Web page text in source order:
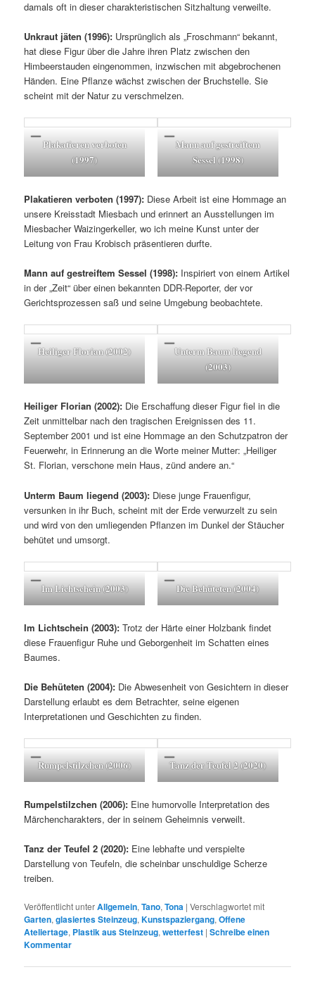
damals oft in dieser charakteristischen Sitzhaltung verweilte.
Unkraut jäten (1996): Ursprünglich als „Froschmann“ bekannt,
hat diese Figur über die Jahre ihren Platz zwischen den
Himbeerstauden eingenommen, inzwischen mit abgebrochenen
Händen. Eine Pflanze wächst zwischen der Bruchstelle. Sie
scheint mit der Natur zu verschmelzen.
Plakatieren verboten
(1997)
Mann auf gestreiftem
Sessel (1998)
Plakatieren verboten (1997): Diese Arbeit ist eine Hommage an
unsere Kreisstadt Miesbach und erinnert an Ausstellungen im
Miesbacher Waizingerkeller, wo ich meine Kunst unter der
Leitung von Frau Krobisch präsentieren durfte.
Mann auf gestreiftem Sessel (1998): Inspiriert von einem Artikel
in der „Zeit“ über einen bekannten DDR-Reporter, der vor
Gerichtsprozessen saß und seine Umgebung beobachtete.
Heiliger Florian (2002)
Unterm Baum liegend
(2003)
Heiliger Florian (2002): Die Erschaffung dieser Figur fiel in die
Zeit unmittelbar nach den tragischen Ereignissen des 11.
September 2001 und ist eine Hommage an den Schutzpatron der
Feuerwehr, in Erinnerung an die Worte meiner Mutter: „Heiliger
St. Florian, verschone mein Haus, zünd andere an.“
Unterm Baum liegend (2003): Diese junge Frauenfigur,
versunken in ihr Buch, scheint mit der Erde verwurzelt zu sein
und wird von den umliegenden Pflanzen im Dunkel der Stäucher
behütet und umsorgt.
Im Lichtschein (2003) Die Behüteten (2004)
Im Lichtschein (2003): Trotz der Härte einer Holzbank findet
diese Frauenfigur Ruhe und Geborgenheit im Schatten eines
Baumes.
Die Behüteten (2004): Die Abwesenheit von Gesichtern in dieser
Darstellung erlaubt es dem Betrachter, seine eigenen
Interpretationen und Geschichten zu finden.
Rumpelstilzchen (2006) Tanz der Teufel 2 (2020)
Rumpelstilzchen (2006): Eine humorvolle Interpretation des
Märchencharakters, der in seinem Geheimnis verweilt.
Tanz der Teufel 2 (2020): Eine lebhafte und verspielte
Darstellung von Teufeln, die scheinbar unschuldige Scherze
treiben.
Veröffentlicht unterAllgemein,Tano,Tona |Verschlagwortet mit
Garten,glasiertes Steinzeug,Kunstspaziergang,Offene
Ateliertage, Plastik aus Steinzeug,wetterfest |Schreibe einen
Kommentar